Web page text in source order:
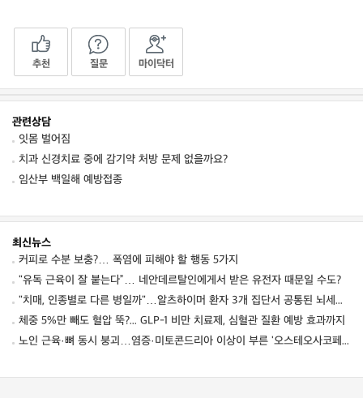
추천 질문 마이닥터
관련상담
잇몸 벌어짐
치과 신경치료 중에 감기약 처방 문제 없을까요?
임산부 백일해 예방접종
최신뉴스
커피로 수분 보충?… 폭염에 피해야 할 행동 5가지
"유독 근육이 잘 붙는다”… 네안데르탈인에게서 받은 유전자 때문일 수도?
"치매, 인종별로 다른 병일까"…알츠하이머 환자 3개 집단서 공통된 뇌세포 이상 발견
체중 5%만 빼도 혈압 뚝?... GLP-1 비만 치료제, 심혈관 질환 예방 효과까지
노인 근육·뼈 동시 붕괴…염증·미토콘드리아 이상이 부른 '오스테오사코페니아' 경고